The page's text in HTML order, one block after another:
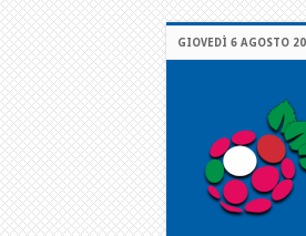
GIOVEDÌ 6 AGOSTO